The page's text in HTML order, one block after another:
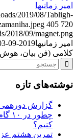
امیر زمانیها
2019/08/Tabligh-
405 720
2018/09/magnet.png
امیر زمانیها2019-09-03 13:42:28
کلامی (فن بیان،
نوشته‌های تازه
گزارش دورهمی
کنیم؟
تمرین هشتم